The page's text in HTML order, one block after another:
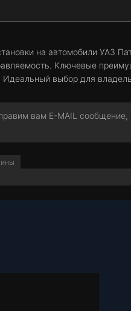
на автомобили УАЗ
Ключевые
Идеальный выбор для
вам E-MAIL сообщение,